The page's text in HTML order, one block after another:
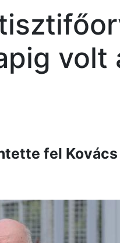
volt
fel